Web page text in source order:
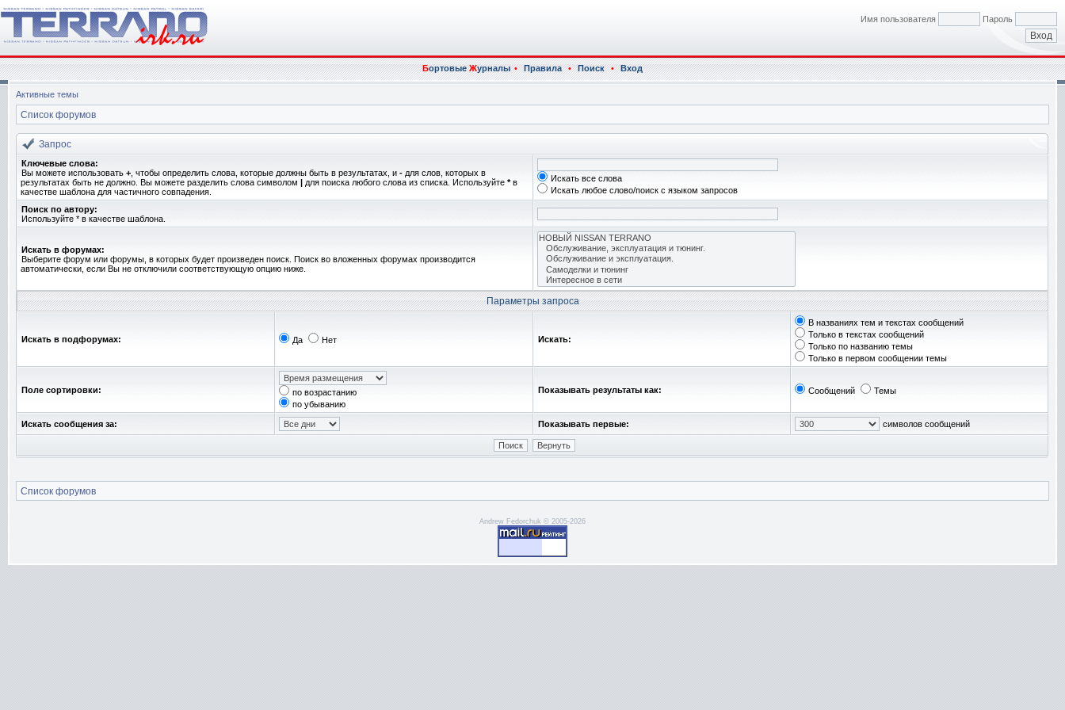
Имя пользователя Пароль
БортовыеЖурналы • Правила • Поиск • Вход
Активные темы
Список форумов
Запрос
Ключевые слова:
Вы можете использовать + , чтобы определить слова, которые должны быть в результатах, и - для слов, которых в
результатах быть не должно. Вы можете разделить слова символом | для поиска любого слова из списка. Используйте *в
качестве шаблона для частичного совпадения.
Искать все слова
Искать любое слово/поиск с языком запросов
Поиск по автору:
Используйте * в качестве шаблона.
Искать в форумах:
Выберите форум или форумы, в которых будет произведен поиск. Поиск во вложенных форумах производится
автоматически, если Вы не отключили соответствующую опцию ниже.
Параметры запроса
Искать в подфорумах: Да Нет Искать:
В названиях тем и текстах сообщений
Только в текстах сообщений
Только по названию темы
Только в первом сообщении темы
Поле сортировки:
по возрастанию
по убыванию
Показывать результаты как: Сообщений Темы
Искать сообщения за: Показывать первые: символов сообщений
Список форумов
Andrew Fedorchuk © 2005-2026